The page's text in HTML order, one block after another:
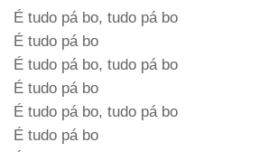
É tudo pá bo, tudo pá bo
É tudo pá bo
É tudo pá bo, tudo pá bo
É tudo pá bo
É tudo pá bo, tudo pá bo
É tudo pá bo